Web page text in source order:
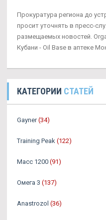
Прокуратура региона до
просит уточнять в пресс-
размещаемых новостей.
Кубани - Oil Base в аптеке
КАТЕГОРИИ СТАТЕЙ
Gayner (34)
Training Peak (122)
Масс 1200 (91)
Омега 3 (137)
Аnastrozol (36)